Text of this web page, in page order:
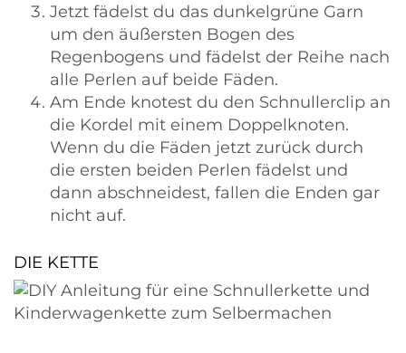
Jetzt fädelst du das dunkelgrüne Garn
um den äußersten Bogen des
Regenbogens und fädelst der Reihe nach
alle Perlen auf beide Fäden.
Am Ende knotest du den Schnullerclip an
die Kordel mit einem Doppelknoten.
Wenn du die Fäden jetzt zurück durch
die ersten beiden Perlen fädelst und
dann abschneidest, fallen die Enden gar
nicht auf.
DIE KETTE